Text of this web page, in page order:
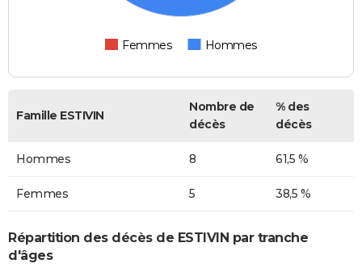
Femmes Hommes
Famille ESTIVIN
Nombre de
décès
% des
décès
Hommes 8 61,5 %
Femmes 5 38,5 %
Répartition des décès de ESTIVIN par tranche
d'âges